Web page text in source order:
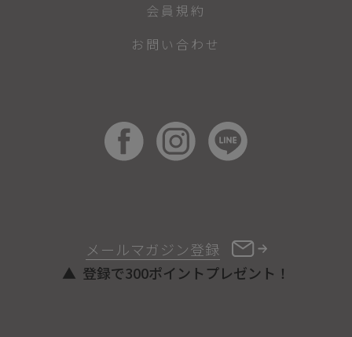
メールマガジン登録
登録で300ポイントプレゼント！
会員規約
お問い合わせ